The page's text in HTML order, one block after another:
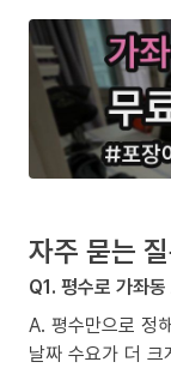
자주 묻는
Q1. 평수로 가좌
A. 평수만으로 정
날짜 수요가 더 크